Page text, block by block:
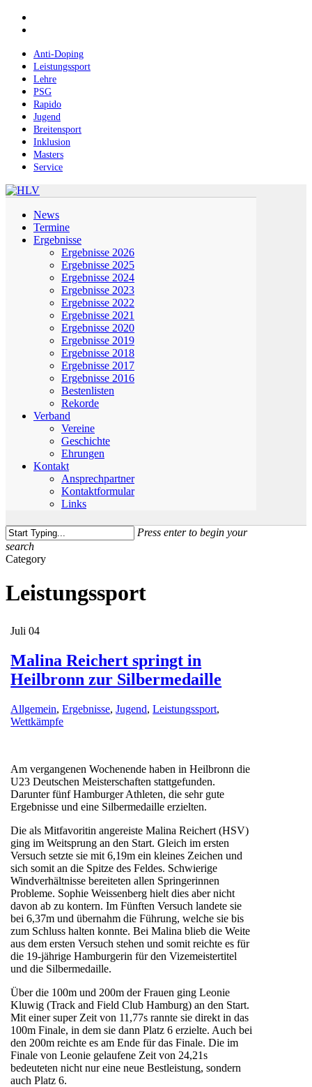
Skip
contentAnti-Doping
Leistungssport
Lehre
PSG
Rapido
Jugend
Breitensport
Inklusion
Masters
Service
News
Termine
Ergebnisse
Ergebnisse 2026
Ergebnisse 2025
Ergebnisse 2024
Ergebnisse 2023
Ergebnisse 2022
Ergebnisse 2021
Ergebnisse 2020
Ergebnisse 2019
Ergebnisse 2018
Ergebnisse 2017
Ergebnisse 2016
Bestenlisten
Rekorde
Verband
Vereine
Geschichte
Ehrungen
Kontakt
Ansprechpartner
Kontaktformular
Links
Press enter to begin your
search
Close
Category
Leistungssport
Juli 04
Malina Reichert springt in
Heilbronn zur Silbermedaille
Allgemein,Ergebnisse,Jugend,Leistungssport,
Wettkämpfe
Am vergangenen Wochenende haben in Heilbronn die
U23 Deutschen Meisterschaften stattgefunden.
Darunter fünf Hamburger Athleten, die sehr gute
Ergebnisse und eine Silbermedaille erzielten.
Die als Mitfavoritin angereiste Malina Reichert (HSV)
ging im Weitsprung an den Start. Gleich im ersten
Versuch setzte sie mit 6,19m ein kleines Zeichen und
sich somit an die Spitze des Feldes. Schwierige
Windverhältnisse bereiteten allen Springerinnen
Probleme. Sophie Weissenberg hielt dies aber nicht
davon ab zu kontern. Im Fünften Versuch landete sie
bei 6,37m und übernahm die Führung, welche sie bis
zum Schluss halten konnte. Bei Malina blieb die Weite
aus dem ersten Versuch stehen und somit reichte es für
die 19-jährige Hamburgerin für den Vizemeistertitel
und die Silbermedaille.
Über die 100m und 200m der Frauen ging Leonie
Kluwig (Track and Field Club Hamburg) an den Start.
Mit einer super Zeit von 11,77s rannte sie direkt in das
100m Finale, in dem sie dann Platz 6 erzielte. Auch bei
den 200m reichte es am Ende für das Finale. Die im
Finale von Leonie gelaufene Zeit von 24,21s
bedeuteten nicht nur eine neue Bestleistung, sondern
auch Platz 6.